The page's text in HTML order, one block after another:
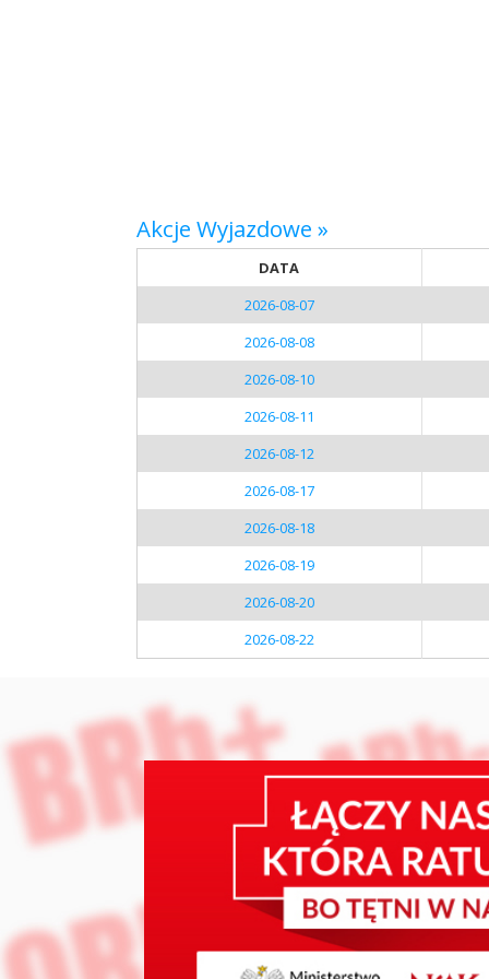
Akcje Wyjazdowe »
DATA
2026-08-07
2026-08-08
2026-08-10
2026-08-11
2026-08-12
2026-08-17
2026-08-18
2026-08-19
2026-08-20
2026-08-22